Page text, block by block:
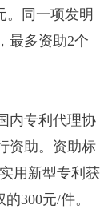
。同一项发明
最多资助2个
内专利代理协
资助。资助标
用新型专利获
300元/件。